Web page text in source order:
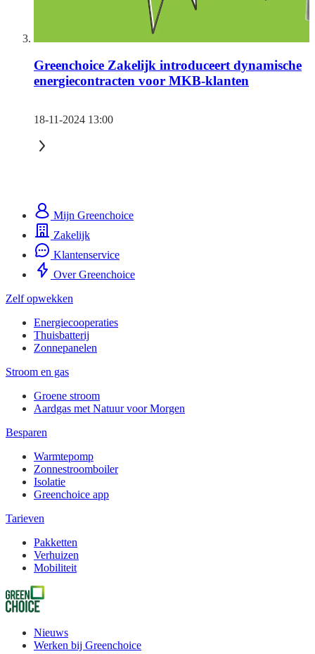
Greenchoice Zakelijk introduceert dynamische
energiecontracten voor MKB-klanten
18-11-2024 13:00
Mijn Greenchoice
Zakelijk
Klantenservice
Over Greenchoice
Zelf opwekken
Energiecooperaties
Thuisbatterij
Zonnepanelen
Stroom en gas
Groene stroom
Aardgas met Natuur voor Morgen
Besparen
Warmtepomp
Zonnestroomboiler
Isolatie
Greenchoice app
Tarieven
Pakketten
Verhuizen
Mobiliteit
Nieuws
Werken bij Greenchoice